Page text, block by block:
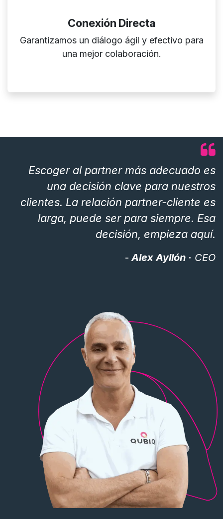
Conexión Directa
Garantizamos un diálogo ágil y efectivo para
una mejor colaboración.
Escoger al partner más adecuado es
una decisión​ clave para nuestros
clientes. La relación partner-cliente es
larga, puede ser para siempre. Esa
decisión, empieza aquí.​
- Alex Ayllón · CEO